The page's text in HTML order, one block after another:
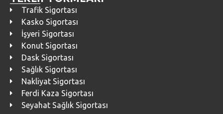
Trafik Sigortası
Kasko Sigortası
İşyeri Sigortası
Konut Sigortası
Dask Sigortası
Sağlık Sigortası
Nakliyat Sigortası
Ferdi Kaza Sigortası
Seyahat Sağlık Sigortası